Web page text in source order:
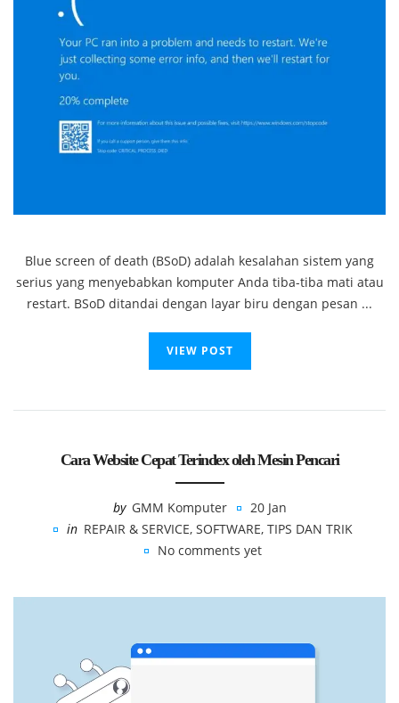
Blue screen of death (BSoD) adalah kesalahan sistem yang
serius yang menyebabkan komputer Anda tiba-tiba mati atau
restart. BSoD ditandai dengan layar biru dengan pesan ...
VIEW POST
Cara Website Cepat Terindex oleh Mesin Pencari
by GMM Komputer
20 Jan
in REPAIR & SERVICE, SOFTWARE, TIPS DAN TRIK
No comments yet